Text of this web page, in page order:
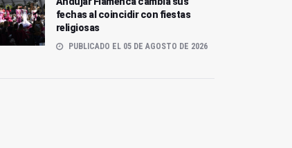
fechas al coincidir con fiestas
religiosas
PUBLICADO EL 05 DE AGOSTO DE 2026